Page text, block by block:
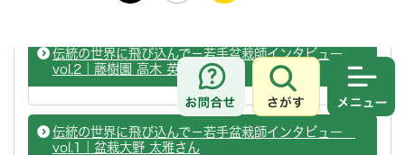
お問合せ
さがす
伝統の世界に飛び込んで－若手盆栽師インタビュー
vol.2｜藤樹園 高木 英和さん
伝統の世界に飛び込んで－若手盆栽師インタビュー
vol.1｜盆栽大野 太雅さん